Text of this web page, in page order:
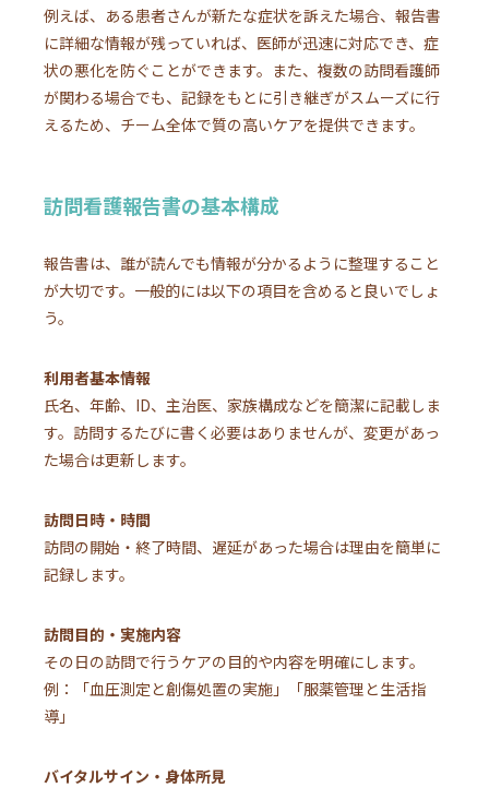
例えば、ある患者さんが新たな症状を訴えた場合、報告書
に詳細な情報が残っていれば、医師が迅速に対応でき、症
状の悪化を防ぐことができます。また、複数の訪問看護師
が関わる場合でも、記録をもとに引き継ぎがスムーズに行
えるため、チーム全体で質の高いケアを提供できます。
訪問看護報告書の基本構成
報告書は、誰が読んでも情報が分かるように整理すること
が大切です。一般的には以下の項目を含めると良いでしょ
う。
利用者基本情報
氏名、年齢、ID、主治医、家族構成などを簡潔に記載しま
す。訪問するたびに書く必要はありませんが、変更があっ
た場合は更新します。
訪問日時・時間
訪問の開始・終了時間、遅延があった場合は理由を簡単に
記録します。
訪問目的・実施内容
その日の訪問で行うケアの目的や内容を明確にします。
例：「血圧測定と創傷処置の実施」「服薬管理と生活指
導」
バイタルサイン・身体所見